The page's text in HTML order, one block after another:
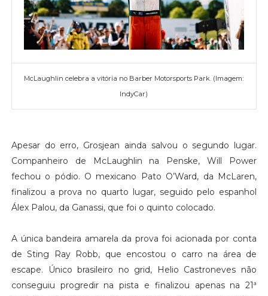
McLaughlin celebra a vitória no Barber Motorsports Park. (Imagem:
IndyCar)
Apesar do erro, Grosjean ainda salvou o segundo lugar.
Companheiro de McLaughlin na Penske, Will Power
fechou o pódio. O mexicano Pato O’Ward, da McLaren,
finalizou a prova no quarto lugar, seguido pelo espanhol
Álex Palou, da Ganassi, que foi o quinto colocado.
A única bandeira amarela da prova foi acionada por conta
de Sting Ray Robb, que encostou o carro na área de
escape. Único brasileiro no grid, Helio Castroneves não
conseguiu progredir na pista e finalizou apenas na 21ª